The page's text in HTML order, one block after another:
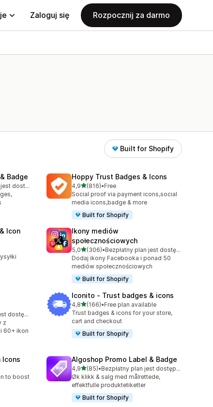
Zaloguj się Rozpocznij za darmo
Built for Shopify
Badge
Bezpłatny plan jest dostępny
Hoppy Trust Badges & Icons
4,9na 5 gwiazdek
(816)
Łączna liczba recenzji: 816
•Free
Social proof via payment icons,social
media icons,badge & more
Built for Shopify
Icon
Ikony mediów
społecznościowych
5,0na 5 gwiazdek
(306)
Łączna liczba recenzji: 306
•
Bezpłatny plan jest dostępny
Dodaj ikony Facebooka i ponad 50
mediów społecznościowych
Built for Shopify
Bezpłatny plan jest dostępny
z
60+ ikon
Iconito ‑ Trust badges & icons
4,8na 5 gwiazdek
(166)
Łączna liczba recenzji: 166
•Free plan available
Trust badges & icons for your store,
cart and checkout
Built for Shopify
Icons
to boost
Algoshop Promo Label & Badge
4,9na 5 gwiazdek
(85)
Łączna liczba recenzji: 85
•
Bezpłatny plan jest dostępny
Øk klikk & salg med målrettede,
effektfulle produktetiketter
Built for Shopify